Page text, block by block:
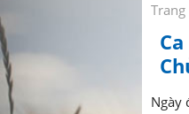
Trang
Ngày